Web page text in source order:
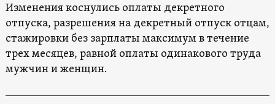
Изменения коснулись оплаты декретного
отпуска, разрешения на декретный отпуск отцам,
стажировки без зарплаты максимум в течение
трех месяцев, равной оплаты одинакового труда
мужчин и женщин.